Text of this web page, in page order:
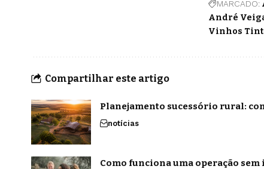
MARCADO:
André
Vinhos
Compartilhar este artigo
Planejamento sucessório rural:
notícias
Como funciona uma operação